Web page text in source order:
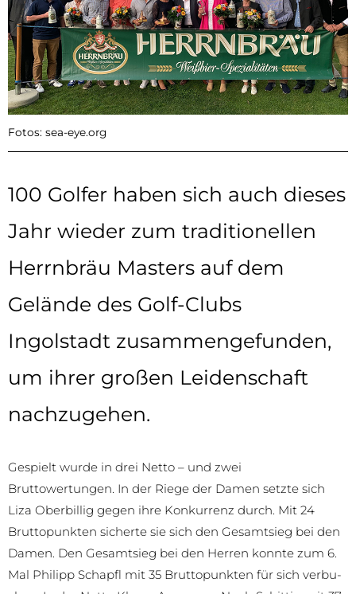
Fotos: sea-eye.org
100 Golfer haben sich auch dieses
Jahr wieder zum traditionellen
Herrnbräu Masters auf dem
Gelände des Golf-Clubs
Ingolstadt zusammengefunden,
um ihrer großen Leidenschaft
nachzugehen.
Gespielt wurde in drei Netto – und zwei
Bruttowertungen. In der Riege der Damen setzte sich
Liza Oberbillig gegen ihre Konkurrenz durch. Mit 24
Bruttopunkten sicherte sie sich den Gesamtsieg bei den
Damen. Den Gesamtsieg bei den Herren konnte zum 6.
Mal Philipp Schapfl mit 35 Bruttopunkten für sich verbu-